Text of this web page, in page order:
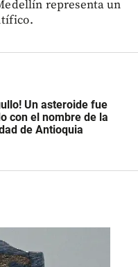
representa un
Un asteroide fue
con el nombre de la
de Antioquia